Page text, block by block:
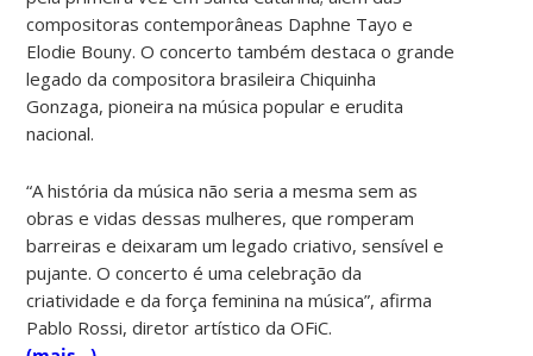
compositoras contemporâneas Daphne Tayo e
Elodie Bouny. O concerto também destaca o grande
legado da compositora brasileira Chiquinha
Gonzaga, pioneira na música popular e erudita
nacional.
“A história da música não seria a mesma sem as
obras e vidas dessas mulheres, que romperam
barreiras e deixaram um legado criativo, sensível e
pujante. O concerto é uma celebração da
criatividade e da força feminina na música”, afirma
Pablo Rossi, diretor artístico da OFiC.